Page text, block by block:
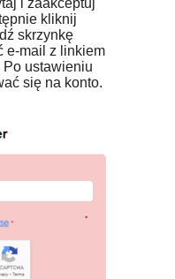
i zaakceptuj
kliknij
skrzynkę
e-mail z linkiem
Po ustawieniu
się na konto.